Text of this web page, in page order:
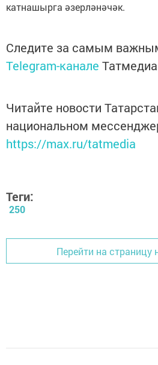
катнашырга әзерләнәчәк.
Следите за самым
Telegram-канале Татмедиа
Читайте новости
национальном
https://max.ru/tatmedia
Теги:
250
Перейти на страницу